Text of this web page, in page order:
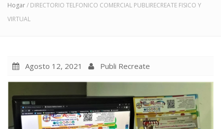
Hogar/ DIRECTORIO TELFONICO COMERCIAL PUBLIRECREATE FISICO Y
VIRTUAL
Agosto 12, 2021 Publi Recreate